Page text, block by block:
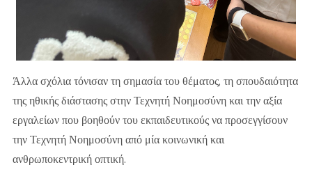
Άλλα σχόλια τόνισαν τη σημασία του θέματος, τη σπουδαιότητα
της ηθικής διάστασης στην Τεχνητή Νοημοσύνη και την αξία
εργαλείων που βοηθούν του εκπαιδευτικούς να προσεγγίσουν
την Τεχνητή Νοημοσύνη από μία κοινωνική και
ανθρωποκεντρική οπτική.